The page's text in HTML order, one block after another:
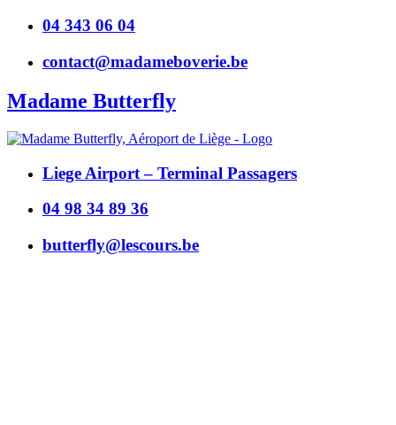
04 343 06 04
contact@madameboverie.be
Madame Butterfly
Liege Airport – Terminal Passagers
04 98 34 89 36
butterfly@lescours.be